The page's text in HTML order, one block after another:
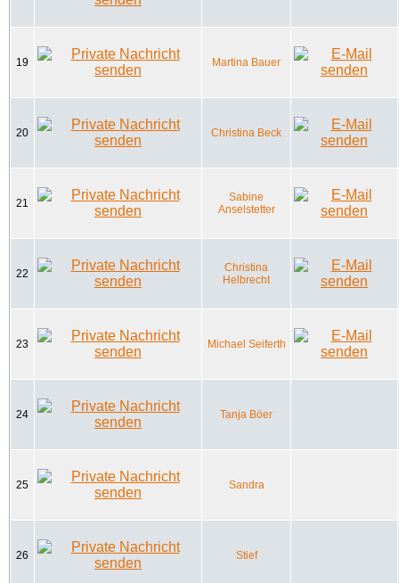
19 Martina Bauer
20 Christina Beck
21
Sabine
Anselstetter
22
Christina
Helbrecht
23 Michael Seiferth
24 Tanja Böer
25 Sandra
26 Stief